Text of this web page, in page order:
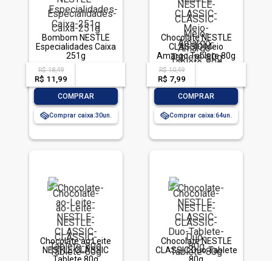
Bombom NESTLÉ
Especialidades Caixa
251g
R$ 18,49
R$ 11,99
COMPRAR
Comprar caixa:30
Chocolate NESTLÉ
CLASSIC Meio
Amargo Tablete 80g
R$ 10,49
R$ 7,99
COMPRAR
Comprar caixa:64
Chocolate ao Leite
NESTLÉ CLASSIC
Chocolate NESTLÉ
CLASSIC Duo Tablete